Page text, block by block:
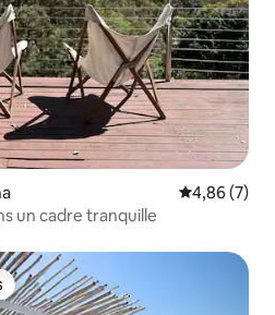
Évaluation
4,86 (7)
et moderne dans un cadre tranquille